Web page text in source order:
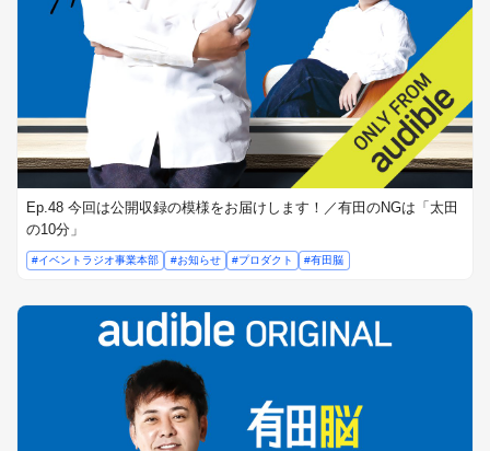
Ep.48 今回は公開収録の模様をお届けします！／有田のNGは「太田
の10分」
#イベントラジオ事業本部 #お知らせ #プロダクト #有田脳